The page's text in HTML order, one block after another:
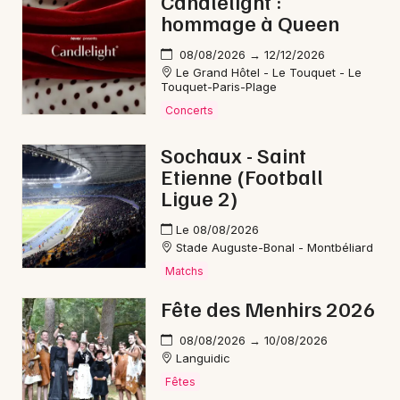
Mon email
Je m'abonne
Où voir le spectacle Dolores en
tournée en 2025 ?
Dolores se produit au Théâtre Actuel La Bruyère
la rentrée théâtrale parisienne.
Dolores du 25/02/2026 au 17/05/2026 - Théâtre
la Bruyere - Paris (75)
Billetterie pour le
spectacle Dolores au
Théâtre La Bruyère
Cette production théâtrale majeure attire un
large public grâce à son approche sensible
hommage à Queen
08/08/2026 → 12/12/2026
Le Grand Hôtel - Le Touquet - Le
Touquet-Paris-Plage
Concerts
Sochaux - Saint
Etienne (Football
Ligue 2)
Le 08/08/2026
Stade Auguste-Bonal - Montbéliard
Matchs
Fête des Menhirs 2026
08/08/2026 → 10/08/2026
Languidic
Fêtes